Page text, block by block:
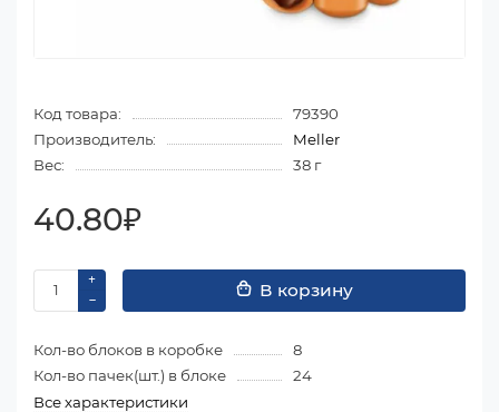
Код товара:
79390
Производитель:
Meller
Вес:
38 г
40.80₽
В корзину
Кол-во блоков в коробке
8
Кол-во пачек(шт.) в блоке
24
Все характеристики